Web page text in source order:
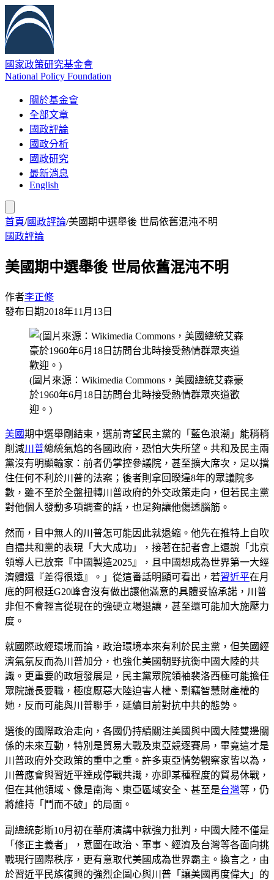
國家政策研究基金會
National Policy Foundation
關於基金會
全部文章
國政評論
國政分析
國政研究
最新消息
English
首頁/國政評論/美國期中選舉後 世局依舊混沌不明
國政評論
美國期中選舉後 世局依舊混沌不明
作者李正修
發布日期2018年11月13日
(圖片來源：Wikimedia Commons，美國總統艾森豪
於1960年6月18日訪問台北時接受熱情群眾夾道歡
迎。)
美國期中選舉剛結束，選前寄望民主黨的「藍色浪潮」能稍稍
削減川普總統氣焰的各國政府，恐怕大失所望。共和及民主兩
黨沒有明顯輸家：前者仍掌控參議院，甚至擴大席次，足以擋
住任何不利於川普的法案；後者則拿回暌違8年的眾議院多
數，雖不至於全盤扭轉川普政府的外交政策走向，但若民主黨
對他個人發動多項調查的話，也足夠讓他傷透腦筋。
然而，目中無人的川普怎可能因此就退縮。他先在推特上自吹
自擂共和黨的表現「大大成功」，接著在記者會上還說「北京
領導人已放棄『中國製造2025』，且中國想成為世界第一大經
濟體還『差得很遠』。」從這番話明顯可看出，若習近平在月
底的阿根廷G20峰會沒有做出讓他滿意的具體妥協承諾，川普
非但不會輕言從現在的強硬立場退讓，甚至還可能加大施壓力
度。
就國際政經環境而論，政治環境本來有利於民主黨，但美國經
濟氣氛反而為川普加分，也強化美國朝野抗衡中國大陸的共
識。更重要的政壇發展是，民主黨眾院領袖裴洛西極可能擔任
眾院議長要職，極度厭惡大陸迫害人權、剽竊智慧財產權的
她，反而可能與川普聯手，延續目前對抗中共的態勢。
選後的國際政治走向，各國仍持續關注美國與中國大陸雙邊關
係的未來互動，特別是貿易大戰及東亞競逐賽局，畢竟這才是
川普政府外交政策的重中之重。許多東亞情勢觀察家皆以為，
川普應會與習近平達成停戰共識，亦即某種程度的貿易休戰，
但在其他領域、像是南海、東亞區域安全、甚至是台灣等，仍
將維持「鬥而不破」的局面。
副總統彭斯10月初在華府演講中就強力批判，中國大陸不僅是
「修正主義者」，意圖在政治、軍事、經濟及台灣等各面向挑
戰現行國際秩序，更有意取代美國成為世界霸主。換言之，由
於習近平民族復興的強烈企圖心與川普「讓美國再度偉大」的